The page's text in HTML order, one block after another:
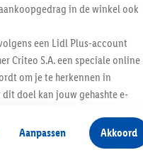
in de winkel ook
een Lidl Plus-account
Criteo S.A. een speciale online
om je te herkennen in
doel kan jouw gehashte e-
voor producten waarin je
Aanpassen Akkoord